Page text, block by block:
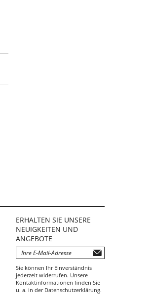
ERHALTEN SIE UNSERE
NEUIGKEITEN UND
ANGEBOTE
Sie können Ihr Einverständnis
jederzeit widerrufen. Unsere
Kontaktinformationen finden Sie
u. a. in der Datenschutzerklärung.